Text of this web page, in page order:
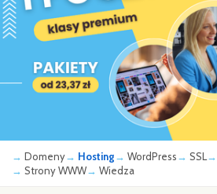
Domeny Hosting WordPress SSL
Strony WWW
Wiedza